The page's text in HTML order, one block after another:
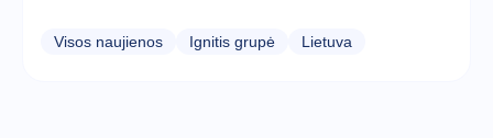
Visos naujienos Ignitis grupė Lietuva